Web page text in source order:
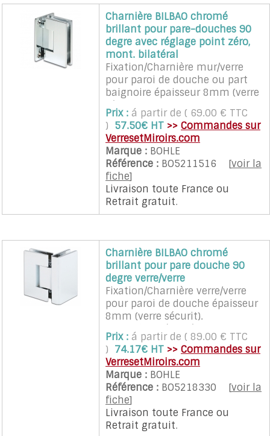
de plus ou moins 15°.
Les charnières sont vendues à
l'unité avec vis et cales.
Recommandé pour porte en
verre d'un poids maximum de
35 Kg et d'une largeur
maximum de 700 mm.
2 charnières sont nécessaires
pour une porte (quantité 2 à
sélectionner)
Charnière BILBAO chromé
brillant pour pare-douches 90
degre avec réglage point zéro,
mont. bilatéral
Fixation/Charnière mur/verre
pour paroi de douche ou part
baignoire épaisseur 8mm (verre
sécurit).
Avec réglage du point zéro.
Cette charnière nécessite un
façonnage particulier du verre
(encoches).
L'ouverture de la porte peu être
faite à 90° dans les 2 sens.
Les charnières assurent un
rappel automatique sur la
Les charnières sont vendues à
l'unité.
Recommandé pour porte en
verre d'un poids maximum de
35 Kg et d'une largeur
maximum de 700 mm.
2 charnières sont nécessaires
pour une porte (quantité 2 a
sélectionner
Prix : á partir de ( 69.00 € TTC
) 57.50€ HT >> Commandes sur
VerresetMiroirs.com
Marque : BOHLE
Référence : BO5211516 [voir la
fiche]
Livraison toute France ou
Retrait gratuit.
Charnière BILBAO chromé
brillant pour pare douche 90
degre verre/verre
Fixation/Charnière verre/verre
pour paroi de douche épaisseur
8mm (verre sécurit).
Cette charnière nécessite un
façonnage particulier du verre
(encoches).
L'ouverture de la porte peu être
faite à 90° dans les 2 sens.
L'écart entre les verres est de 11
mm.
Les charnières assurent un
rappel automatique sur la
Prix : á partir de ( 89.00 € TTC
) 74.17€ HT >> Commandes sur
VerresetMiroirs.com
Marque : BOHLE
Référence : BO5218330 [voir la
fiche]
Livraison toute France ou
Retrait gratuit.